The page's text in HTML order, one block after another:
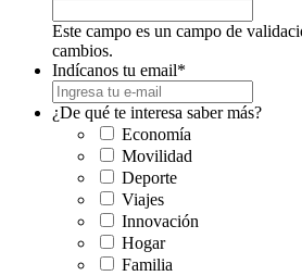
Este campo es un campo de
cambios.
Indícanos tu email*
¿De qué te interesa saber más?
Economía
Movilidad
Deporte
Viajes
Innovación
Hogar
Familia